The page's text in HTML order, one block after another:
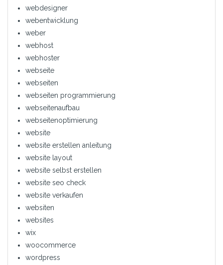
webdesigner
webentwicklung
weber
webhost
webhoster
webseite
webseiten
webseiten programmierung
webseitenaufbau
webseitenoptimierung
website
website erstellen anleitung
website layout
website selbst erstellen
website seo check
website verkaufen
websiten
websites
wix
woocommerce
wordpress